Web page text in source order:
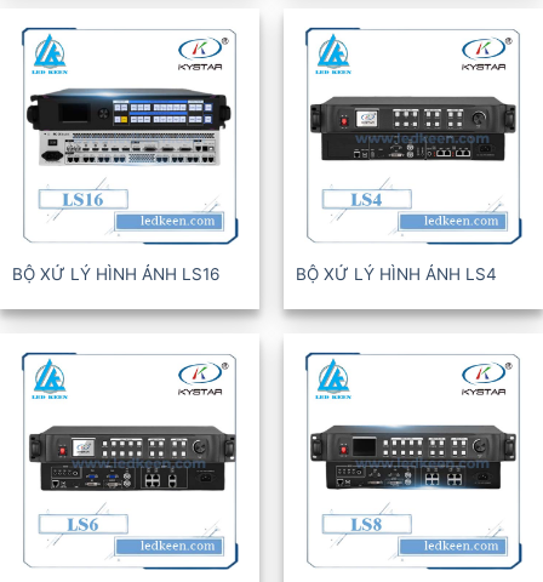
BỘ XỬ LÝ HÌNH ẢNH LS16 BỘ XỬ LÝ HÌNH ẢNH LS4